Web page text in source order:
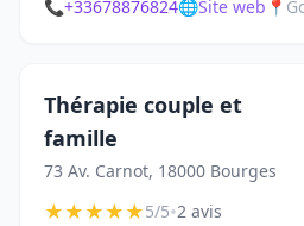
📞+33678876824🌐Site web 📍
Thérapie couple et
famille
73 Av. Carnot, 18000 Bourges
★★★★★5/5•2 avis